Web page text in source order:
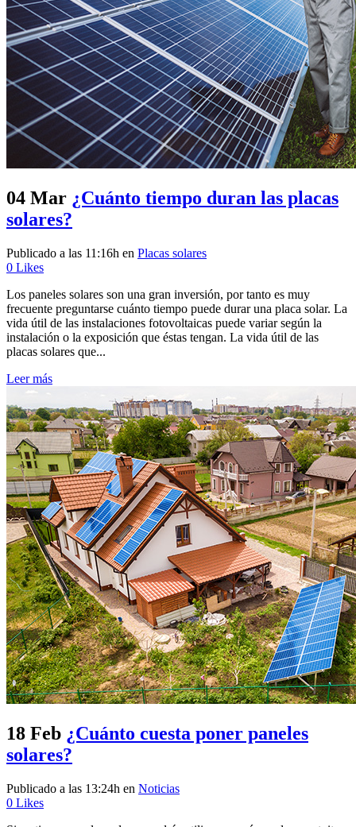
04 Mar ¿Cuánto tiempo duran las placas
solares?
Publicado a las 11:16h en Placas solares
0 Likes
Los paneles solares son una gran inversión, por tanto es muy
frecuente preguntarse cuánto tiempo puede durar una placa solar. La
vida útil de las instalaciones fotovoltaicas puede variar según la
instalación o la exposición que éstas tengan. La vida útil de las
placas solares que...
Leer más
18 Feb ¿Cuánto cuesta poner paneles
solares?
Publicado a las 13:24h en Noticias
0 Likes